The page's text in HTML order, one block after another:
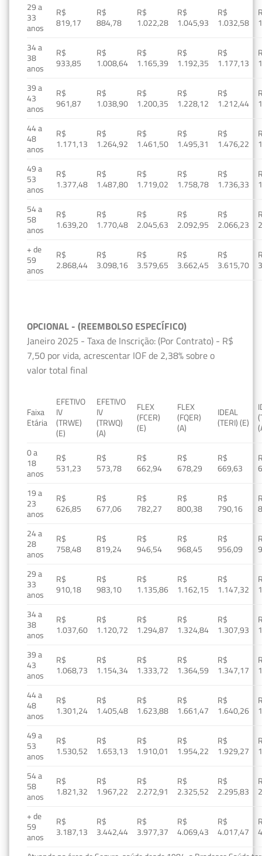
29 a
33
anos
R$
819,17
R$
884,78
R$
1.022,28
R$
1.045,93
R$
1.032,58
34 a
38
anos
R$
933,85
R$
1.008,64
R$
1.165,39
R$
1.192,35
R$
1.177,13
39 a
43
anos
R$
961,87
R$
1.038,90
R$
1.200,35
R$
1.228,12
R$
1.212,44
44 a
48
anos
R$
1.171,13
R$
1.264,92
R$
1.461,50
R$
1.495,31
R$
1.476,22
49 a
53
anos
R$
1.377,48
R$
1.487,80
R$
1.719,02
R$
1.758,78
R$
1.736,33
54 a
58
anos
R$
1.639,20
R$
1.770,48
R$
2.045,63
R$
2.092,95
R$
2.066,23
+ de
59
anos
R$
2.868,44
R$
3.098,16
R$
3.579,65
R$
3.662,45
R$
3.615,70
OPCIONAL - (REEMBOLSO ESPECÍFICO)
Janeiro 2025 - Taxa de Inscrição: (Por Contrato) - R$
7,50 por vida, acrescentar IOF de 2,38% sobre o
valor total final
Faixa
Etária
EFETIVO
IV
(TRWE)
(E)
EFETIVO
IV
(TRWQ)
(A)
FLEX
(FCER)
(E)
FLEX
(FQER)
(A)
IDEAL
(TERI) (E)
0 a
18
anos
R$
531,23
R$
573,78
R$
662,94
R$
678,29
R$
669,63
19 a
23
anos
R$
626,85
R$
677,06
R$
782,27
R$
800,38
R$
790,16
24 a
28
anos
R$
758,48
R$
819,24
R$
946,54
R$
968,45
R$
956,09
29 a
33
anos
R$
910,18
R$
983,10
R$
1.135,86
R$
1.162,15
R$
1.147,32
34 a
38
anos
R$
1.037,60
R$
1.120,72
R$
1.294,87
R$
1.324,84
R$
1.307,93
39 a
43
anos
R$
1.068,73
R$
1.154,34
R$
1.333,72
R$
1.364,59
R$
1.347,17
44 a
48
anos
R$
1.301,24
R$
1.405,48
R$
1.623,88
R$
1.661,47
R$
1.640,26
49 a
53
anos
R$
1.530,52
R$
1.653,13
R$
1.910,01
R$
1.954,22
R$
1.929,27
54 a
58
anos
R$
1.821,32
R$
1.967,22
R$
2.272,91
R$
2.325,52
R$
2.295,83
+ de
59
anos
R$
3.187,13
R$
3.442,44
R$
3.977,37
R$
4.069,43
R$
4.017,47